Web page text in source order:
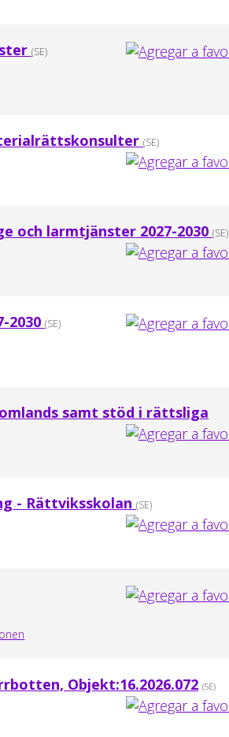
(SE)
(SE)
och larmtjänster 2027-2030(SE)
2030(SE)
samt stöd i rättsliga
- Rättviksskolan(SE)
Objekt:16.2026.072 (SE)